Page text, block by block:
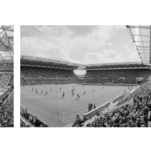
Coface Arena, Mainz
2011